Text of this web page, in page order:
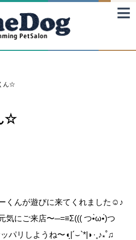
≡
ん☆
☆
くんが遊びに来てくれました☺♪
気にご来店〜─=≡Σ((( つ•̀ω•́)つ
パリしようね〜◖ฺ|´⌣`*|◗·˳♪⁎˚♫